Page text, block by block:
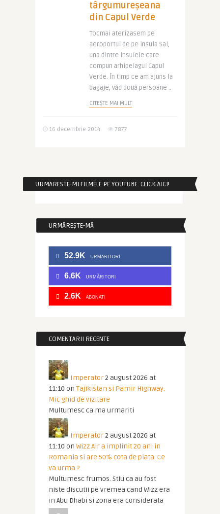
târgumureşeana
din Capul Verde
Tocmai aterizasem pe
aeroportul de pe insula Sal,
una dintre insulele care
compun arhipelagul Capul
Verde. În timp ce am ajuns la
bagaje, văd două persoane ..
CITEȘTE MAI MULT
16 decembrie 2014 7877
URMARESTE-MI FILMELE PE YOUTUBE. CLICK AICI!
URMĂREȘTE-MĂ
52.9K URMARITORI
6.6K URMĂRITORI
2.6K ABONATI
COMENTARII RECENTE
Imperator2 august 2026 at
11:10 on Tajikistan si Pamir Highway.
Mic ghid de vizitare
Multumesc ca ma urmariti
Imperator2 august 2026 at
11:10 on Wizz Air a implinit 20 ani in
Romania si are 50% cota de piata. Ce
va urma ?
Multumesc frumos. Stiu ca au fost
niste discutii pe vremea cand Wizz era
in Abu Dhabi si zona era considerata